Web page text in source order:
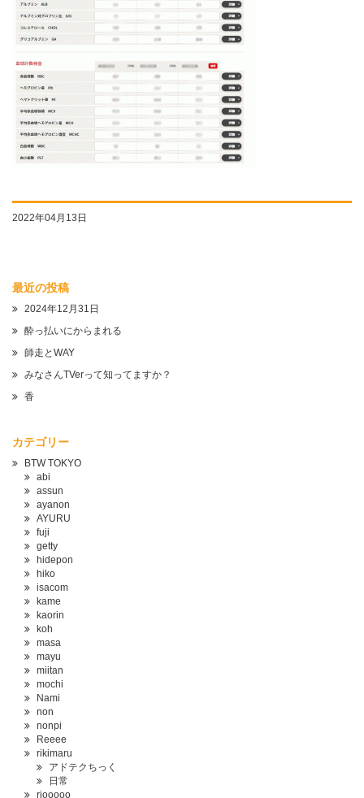
2022年04月13日
最近の投稿
2024年12月31日
酔っ払いにからまれる
師走とWAY
みなさんTVerって知ってますか？
香
カテゴリー
BTW TOKYO
abi
assun
ayanon
AYURU
fuji
getty
hidepon
hiko
isacom
kame
kaorin
koh
masa
mayu
miitan
mochi
Nami
non
nonpi
Reeee
rikimaru
アドテクちっく
日常
riooooo